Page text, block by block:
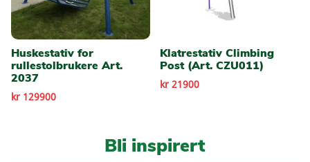
Huskestativ for
rullestolbrukere Art.
2037
kr 129900
Klatrestativ Climbing
Post (Art. CZU011)
kr 21900
Bli inspirert